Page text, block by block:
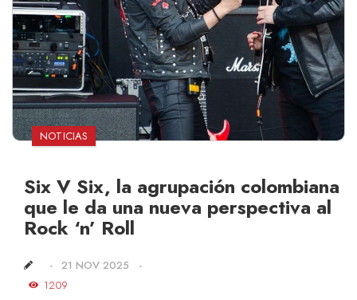
NOTICIAS
Six V Six, la agrupación colombiana
que le da una nueva perspectiva al
Rock ‘n’ Roll
21 NOV 2025
1209